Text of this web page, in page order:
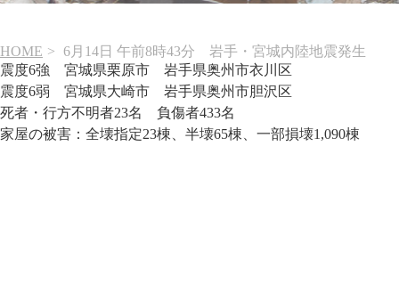
HOME
6月14日 午前8時43分 岩手・宮城内陸地震発生
震度6強 宮城県栗原市 岩手県奥州市衣川区
震度6弱 宮城県大崎市 岩手県奥州市胆沢区
死者・行方不明者23名 負傷者433名
家屋の被害：全壊指定23棟、半壊65棟、一部損壊1,090棟